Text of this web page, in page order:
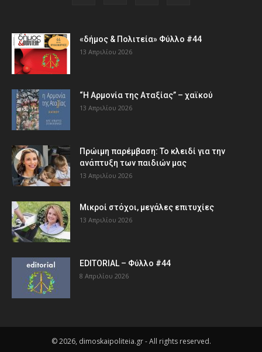
«δήμος & Πολιτεία» Φύλλο #44
13 Απριλίου 2026
“Η Αρμονία της Αταξίας” – χαϊκού
13 Απριλίου 2026
Πρώιμη παρέμβαση: Το κλειδί για την
ανάπτυξη των παιδιών µας
13 Απριλίου 2026
Μικροί στόχοι, μεγάλες επιτυχίες
13 Απριλίου 2026
EDITORIAL – Φύλλο #44
8 Απριλίου 2026
© 2026, dimoskaipoliteia.gr - All rights reserved.